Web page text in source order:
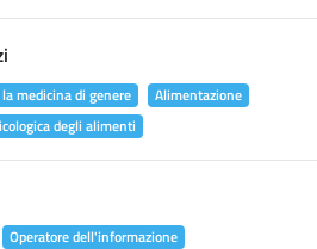
medicina di genere
Alimentazione
degli alimenti
Operatore dell'informazione